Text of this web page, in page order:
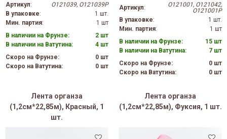
Артикул:
O121039, O121039P
В упаковке:
1 шт.
Мин. партия:
1 шт
В наличии на Фрунзе:
2 шт
В наличии на Ватутина:
4 шт
Скоро на Фрунзе:
0 шт
Скоро на Ватутина:
0 шт
Артикул:
O121001, O121042,
O121001P
В упаковке:
1 шт.
Мин. партия:
1 шт
В наличии на Фрунзе:
15 шт
В наличии на Ватутина:
7 шт
Скоро на Фрунзе:
0 шт
Скоро на Ватутина:
0 шт
Лента органза
(1,2см*22,85м), Красный, 1
шт.
Лента органза
(1,2см*22,85м), Фуксия, 1 шт.